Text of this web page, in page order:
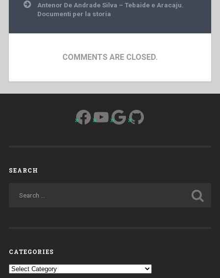
Antenor De Andrade Silva – Tebaide e Aracaju.
Documenti per la storia
COMMENTS ARE CLOSED.
Facebook
YouTube
Google
GitHub
SEARCH
CATEGORIES
Categories